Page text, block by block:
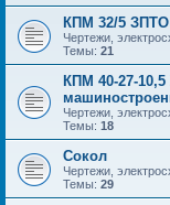
КПМ 32/5
Чертежи,
Темы: 21
КПМ 40-27-
Чертежи,
Темы: 18
Сокол
Чертежи,
Темы: 29